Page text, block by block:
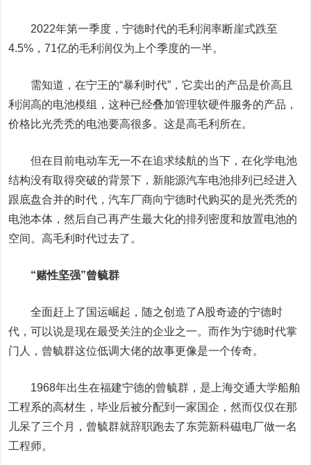
2022年第一季度，宁德时代的毛利润率断崖式跌至
4.5%，71亿的毛利润仅为上个季度的一半。
需知道，在宁王的“暴利时代”，它卖出的产品是价高且
利润高的电池模组，这种已经叠加管理软硬件服务的产品，
价格比光秃秃的电池要高很多。这是高毛利所在。
但在目前电动车无一不在追求续航的当下，在化学电池
结构没有取得突破的背景下，新能源汽车电池排列已经进入
跟底盘合并的时代，汽车厂商向宁德时代购买的是光秃秃的
电池本体，然后自己再产生最大化的排列密度和放置电池的
空间。高毛利时代过去了。
“赌性坚强”曾毓群
全面赶上了国运崛起，随之创造了A股奇迹的宁德时
代，可以说是现在最受关注的企业之一。而作为宁德时代掌
门人，曾毓群这位低调大佬的故事更像是一个传奇。
1968年出生在福建宁德的曾毓群，是上海交通大学船舶
工程系的高材生，毕业后被分配到一家国企，然而仅仅在那
儿呆了三个月，曾毓群就辞职跑去了东莞新科磁电厂做一名
工程师。